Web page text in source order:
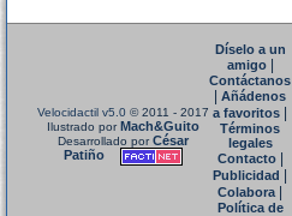
Velocidactil v5.0 © 2011 - 2017
Ilustrado porMach&Guito
Desarrollado porCésar
Patiño
Díselo a un
amigo|
Contáctanos
Añádenos
a favoritos
Términos
legales
Contacto|
Publicidad
Colabora|
Política de